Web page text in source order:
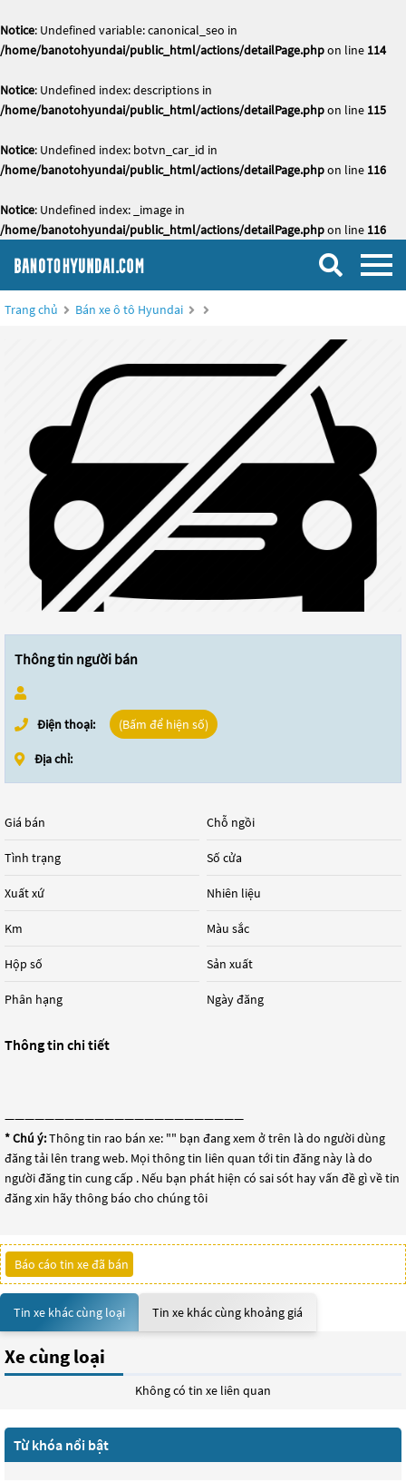
Notice: Undefined variable: canonical_seo in
/home/banotohyundai/public_html/actions/detailPage.phpon line 114
Notice: Undefined index: descriptions in
/home/banotohyundai/public_html/actions/detailPage.phpon line 115
Notice: Undefined index: botvn_car_id in
/home/banotohyundai/public_html/actions/detailPage.phpon line 116
Notice: Undefined index: _image in
/home/banotohyundai/public_html/actions/detailPage.phpon line 116
Trang chủ Bán xe ô tô Hyundai
Thông tin người bán
Điện thoại: (Bấm để hiện số)
Địa chỉ:
Giá bán
Tình trạng
Xuất xứ
Km
Hộp số
Phân hạng
Chỗ ngồi
Số cửa
Nhiên liệu
Màu sắc
Sản xuất
Ngày đăng
Thông tin chi tiết
————————————————————————
* Chú ý:Thông tin rao bán xe: "" bạn đang xem ở trên là do người dùng
đăng tải lên trang web. Mọi thông tin liên quan tới tin đăng này là do
người đăng tin cung cấp . Nếu bạn phát hiện có sai sót hay vấn đề gì về tin
đăng xin hãy thông báo cho chúng tôi
Báo cáo tin xe đã bán
Tin xe khác cùng loại Tin xe khác cùng khoảng giá
Xe cùng loại
Không có tin xe liên quan
Từ khóa nổi bật